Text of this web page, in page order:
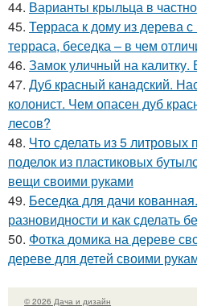
44. Варианты крыльца в
45. Терраса к дому из дерева
терраса, беседка – в чем
46. Замок уличный на калитку.
47. Дуб красный канадский.
колонист. Чем опасен дуб
лесов?
48. Что сделать из 5 литровых
поделок из пластиковых
вещи своими руками
49. Беседка для дачи
разновидности и как сделать
50. Фотка домика на дереве
дереве для детей своими
© 2026 Дача и дизайн